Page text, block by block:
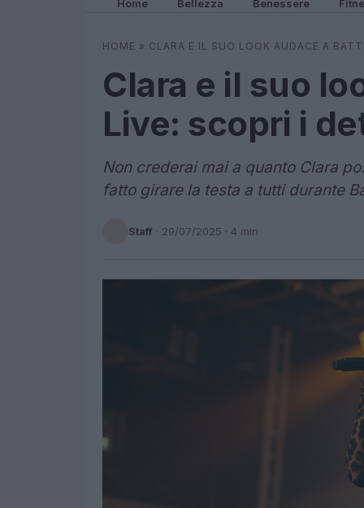
Home Bellezza Benessere
HOME » CLARA E IL SUO LOOK AUDACE A
Clara e il suo
Live: scopri i
Non crederai mai a quanto Clara
fatto girare la testa a tutti durante
Staff · 29/07/2025 · 4 min